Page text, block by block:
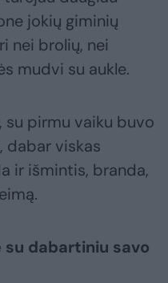
jokių giminių
nei brolių, nei
mudvi su aukle.
su pirmu vaiku buvo
dabar viskas
ir išmintis, branda,
dabartiniu savo